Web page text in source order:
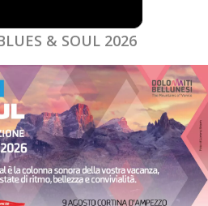
& SOUL 2026